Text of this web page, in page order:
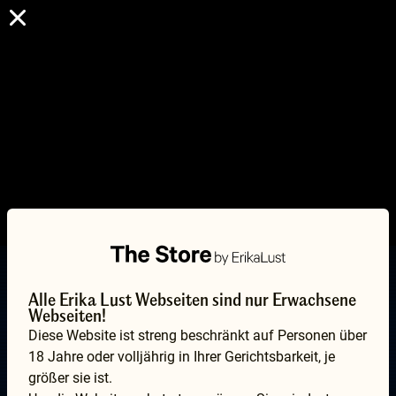
ERROR 204
THIS CONTENT IS CURRENTLY
UNAVAILABLE
Alle Erika Lust Webseiten sind nur Erwachsene
Webseiten!
Diese Website ist streng beschränkt auf Personen über
18 Jahre oder volljährig in Ihrer Gerichtsbarkeit, je
größer sie ist.